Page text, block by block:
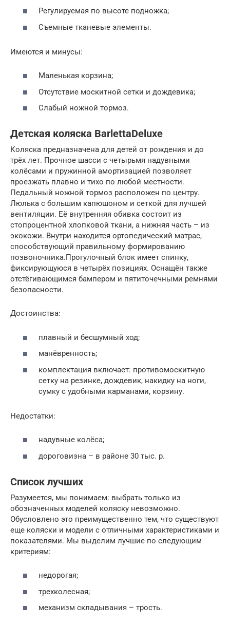
Регулируемая по высоте подножка;
Съемные тканевые элементы.
Имеются и минусы:
Маленькая корзина;
Отсутствие москитной сетки и дождевика;
Слабый ножной тормоз.
Детская коляска BarlettaDeluxe
Коляска предназначена для детей от рождения и до
трёх лет. Прочное шасси с четырьмя надувными
колёсами и пружинной амортизацией позволяет
проезжать плавно и тихо по любой местности.
Педальный ножной тормоз расположен по центру.
Люлька с большим капюшоном и сеткой для лучшей
вентиляции. Её внутренняя обивка состоит из
стопроцентной хлопковой ткани, а нижняя часть – из
экокожи. Внутри находится ортопедический матрас,
способствующий правильному формированию
позвоночника.Прогулочный блок имеет спинку,
фиксирующуюся в четырёх позициях. Оснащён также
отстёгивающимся бампером и пятиточечными ремнями
безопасности.
Достоинства:
плавный и бесшумный ход;
манёвренность;
комплектация включает: противомоскитную
сетку на резинке, дождевик, накидку на ноги,
сумку с удобными карманами, корзину.
Недостатки:
надувные колёса;
дороговизна – в районе 30 тыс. р.
Список лучших
Разумеется, мы понимаем: выбрать только из
обозначенных моделей коляску невозможно.
Обусловлено это преимущественно тем, что существуют
еще коляски и модели с отличными характеристиками и
показателями. Мы выделим лучшие по следующим
критериям:
недорогая;
трехколесная;
механизм складывания – трость.